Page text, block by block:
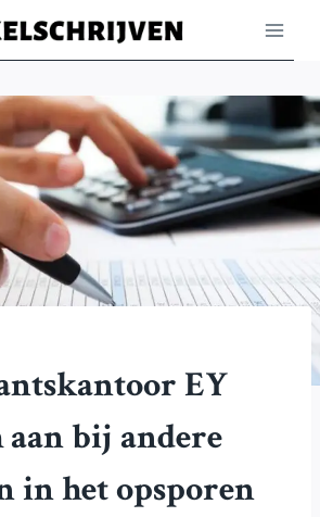
EY
bij andere
in het opsporen